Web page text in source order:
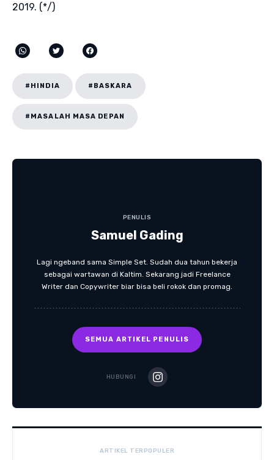
2019. (*/)
#HINDIA #BASKARA
#MASALAH MASA DEPAN
PENULIS
Samuel Gading
Lagi ngeband sama Simple Set. Sudah dua tahun bekerja
sebagai wartawan di Kaltim. Sekarang jadi Freelance
Writer dan Copywriter biar bisa beli rokok dan promag.
SEMUA ARTIKEL PENULIS
HUBUNGI
ARTIKEL TERPOPULER